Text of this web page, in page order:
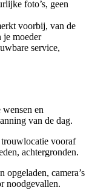
foto’s, geen
voorbij, van de
moeder
service,
en
van de dag.
vooraf
achtergronden.
opgeladen, camera’s
noodgevallen.